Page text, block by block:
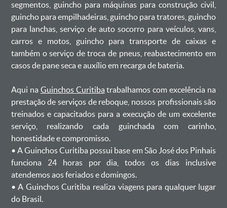
segmentos, guincho para máquinas para construção civil,
guincho para empilhadeiras, guincho para tratores, guincho
para lanchas, serviço de auto socorro para veículos, vans,
carros e motos, guincho para transporte de caixas e
também o serviço de troca de pneus, reabastecimento em
casos de pane seca e auxílio em recarga de bateria. ㅤㅤ
Aqui na Guinchos Curitiba trabalhamos com excelência na
prestação de serviços de reboque, nossos profissionais são
treinados e capacitados para a execução de um excelente
serviço, realizando cada guinchada com carinho,
honestidade e compromisso.
ㅤㅤ• A Guinchos Curitiba possui base em São José dos Pinhais
funciona 24 horas por dia, todos os dias inclusive
atendemos aos feriados e domingos.
ㅤㅤ• A Guinchos Curitiba realiza viagens para qualquer lugar
do Brasil.